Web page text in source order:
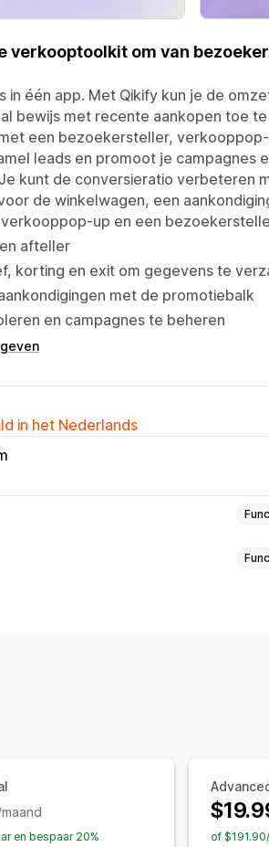
verkooptoolkit om van
één app. Met Qikify kun je de
bewijs met recente aankopen toe
een bezoekersteller,
leads en promoot je campagnes
kunt de conversieratio verbeteren
de winkelwagen, een
verkooppop-up en een
afteller
korting en exit om gegevens te
met de promotiebalk
en campagnes te beheren
in het Nederlands
Conversietracking
en bespaar 20% of